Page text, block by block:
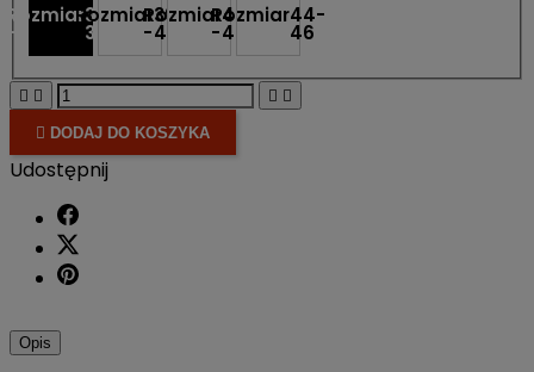
Rozmiar
-
36-
38
Rozmiar39-
41
Rozmiar
-
42-
43
Rozmiar
-
44-
46
   
 DODAJ DO KOSZYKA
Udostępnij
Opis